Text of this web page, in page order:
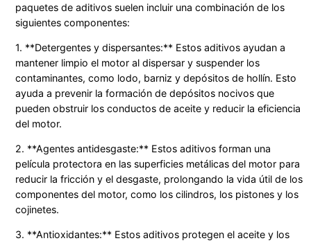
paquetes de aditivos suelen incluir una combinación de los
siguientes componentes:
1. **Detergentes y dispersantes:** Estos aditivos ayudan a
mantener limpio el motor al dispersar y suspender los
contaminantes, como lodo, barniz y depósitos de hollín. Esto
ayuda a prevenir la formación de depósitos nocivos que
pueden obstruir los conductos de aceite y reducir la eficiencia
del motor.
2. **Agentes antidesgaste:** Estos aditivos forman una
película protectora en las superficies metálicas del motor para
reducir la fricción y el desgaste, prolongando la vida útil de los
componentes del motor, como los cilindros, los pistones y los
cojinetes.
3. **Antioxidantes:** Estos aditivos protegen el aceite y los